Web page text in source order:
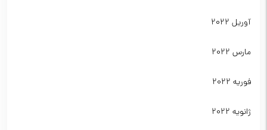
آوریل 2022
مارس 2022
فوریه 2022
ژانویه 2022